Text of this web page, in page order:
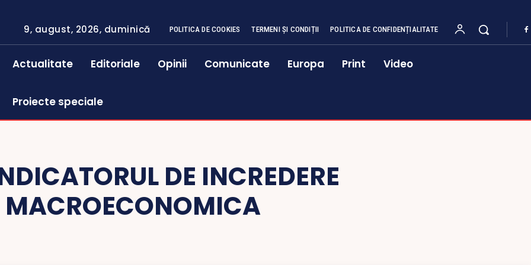
9, august, 2026, duminică POLITICA DE COOKIES TERMENI ȘI CONDIȚII POLITICA DE CONFIDENȚIALITATE
Actualitate Editoriale Opinii Comunicate Europa Print Video
Proiecte speciale
DE INCREDERE
MACROECONOMICA